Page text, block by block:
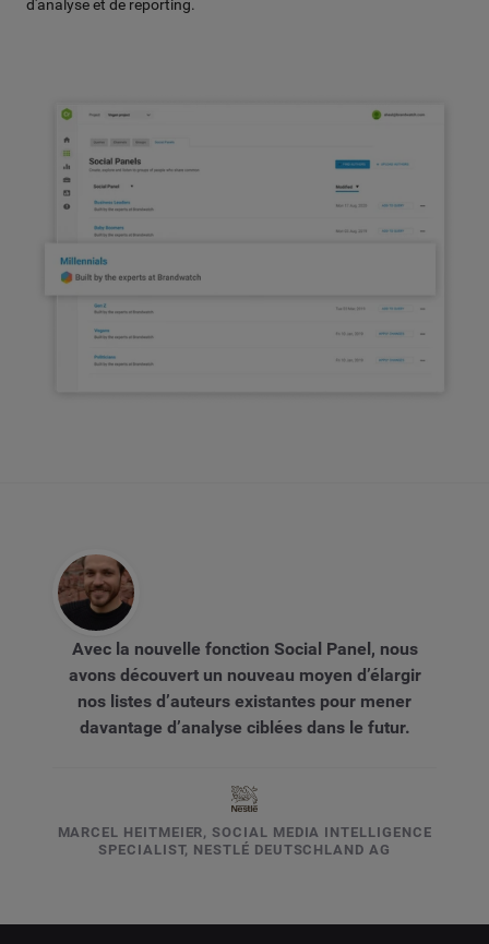
d'analyse et de reporting.
Avec la nouvelle fonction Social Panel, nous
avons découvert un nouveau moyen d’élargir
nos listes d’auteurs existantes pour mener
davantage d’analyse ciblées dans le futur.
MARCEL HEITMEIER, SOCIAL MEDIA INTELLIGENCE
SPECIALIST, NESTLÉ DEUTSCHLAND AG